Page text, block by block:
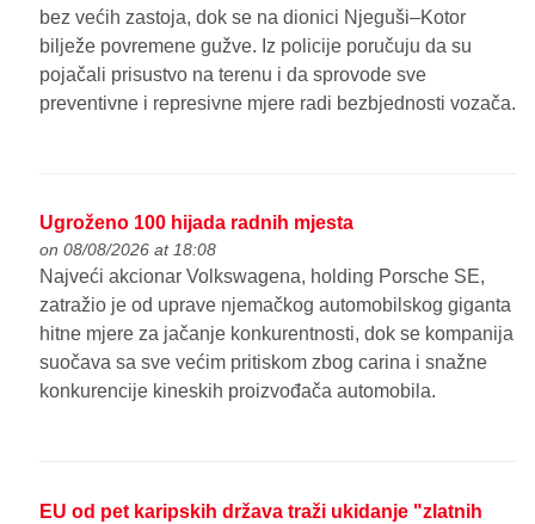
bez većih zastoja, dok se na dionici Njeguši–Kotor
bilježe povremene gužve. Iz policije poručuju da su
pojačali prisustvo na terenu i da sprovode sve
preventivne i represivne mjere radi bezbjednosti vozača.
Ugroženo 100 hijada radnih mjesta
on 08/08/2026 at 18:08
Najveći akcionar Volkswagena, holding Porsche SE,
zatražio je od uprave njemačkog automobilskog giganta
hitne mjere za jačanje konkurentnosti, dok se kompanija
suočava sa sve većim pritiskom zbog carina i snažne
konkurencije kineskih proizvođača automobila.
EU od pet karipskih država traži ukidanje "zlatnih